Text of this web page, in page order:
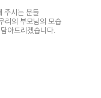
주시는 분들
리의 부모님의 모습
아드리겠습니다.